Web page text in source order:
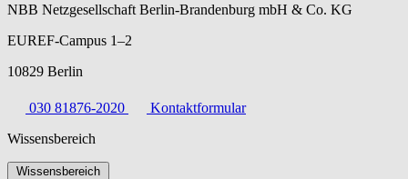
NBB Netzgesellschaft Berlin-Brandenburg mbH & Co. KG
EUREF-Campus 1–2
10829 Berlin
030 81876-2020
Kontaktformular
Wissensbereich
Wissensbereich